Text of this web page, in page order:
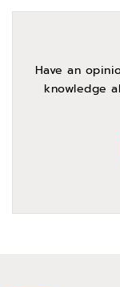
Have an
knowledge